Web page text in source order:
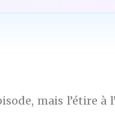
mais l’étire à